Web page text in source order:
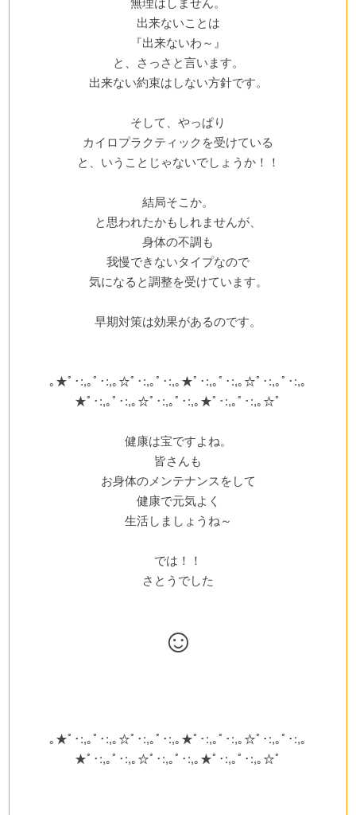
無理はしません。
出来ないことは
『出来ないわ～』
と、さっさと言います。
出来ない約束はしない方針です。
そして、やっぱり
カイロプラクティックを受けている
と、いうことじゃないでしょうか！！
結局そこか。
と思われたかもしれませんが、
身体の不調も
我慢できないタイプなので
気になると調整を受けています。
早期対策は効果があるのです。
｡★ﾟ･:,｡ﾟ･:,｡☆ﾟ･:,｡ﾟ･:,｡★ﾟ･:,｡ﾟ･:,｡☆ﾟ･:,｡ﾟ･:,｡
★ﾟ･:,｡ﾟ･:,｡☆ﾟ･:,｡ﾟ･:,｡★ﾟ･:,｡ﾟ･:,｡☆ﾟ
健康は宝ですよね。
皆さんも
お身体のメンテナンスをして
健康で元気よく
生活しましょうね～
では！！
さとうでした
☺
｡★ﾟ･:,｡ﾟ･:,｡☆ﾟ･:,｡ﾟ･:,｡★ﾟ･:,｡ﾟ･:,｡☆ﾟ･:,｡ﾟ･:,｡
★ﾟ･:,｡ﾟ･:,｡☆ﾟ･:,｡ﾟ･:,｡★ﾟ･:,｡ﾟ･:,｡☆ﾟ